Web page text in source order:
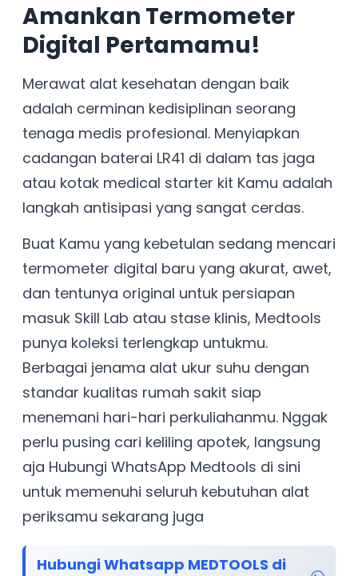
Amankan Termometer
Digital Pertamamu!
Merawat alat kesehatan dengan baik
adalah cerminan kedisiplinan seorang
tenaga medis profesional. Menyiapkan
cadangan baterai LR41 di dalam tas jaga
atau kotak medical starter kit Kamu adalah
langkah antisipasi yang sangat cerdas.
Buat Kamu yang kebetulan sedang mencari
termometer digital baru yang akurat, awet,
dan tentunya original untuk persiapan
masuk Skill Lab atau stase klinis, Medtools
punya koleksi terlengkap untukmu.
Berbagai jenama alat ukur suhu dengan
standar kualitas rumah sakit siap
menemani hari-hari perkuliahanmu. Nggak
perlu pusing cari keliling apotek, langsung
aja Hubungi WhatsApp Medtools di sini
untuk memenuhi seluruh kebutuhan alat
periksamu sekarang juga
Hubungi Whatsapp MEDTOOLS di